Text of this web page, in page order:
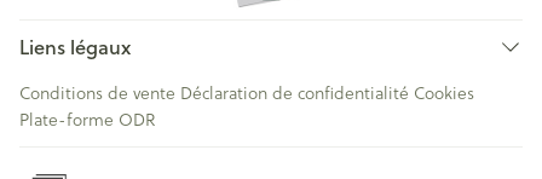
Liens légaux
Conditions de vente Déclaration de confidentialité Cookies
Plate-forme ODR